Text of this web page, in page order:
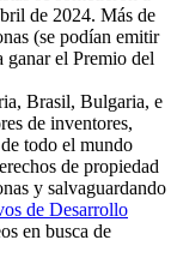
de 2024. Más de
(se podían emitir
ganar el Premio del
Brasil, Bulgaria, e
de inventores,
todo el mundo
de propiedad
y salvaguardando
de Desarrollo
en busca de